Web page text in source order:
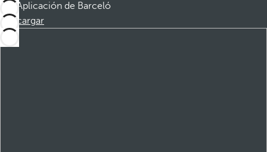
Aplicación de Barceló
Descargar